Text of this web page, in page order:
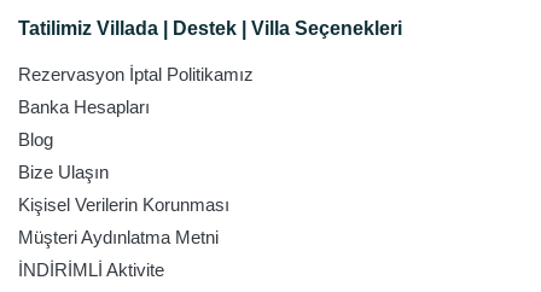
Tatilimiz Villada | Destek | Villa Seçenekleri
Rezervasyon İptal Politikamız
Banka Hesapları
Blog
Bize Ulaşın
Kişisel Verilerin Korunması
Müşteri Aydınlatma Metni
İNDİRİMLİ Aktivite